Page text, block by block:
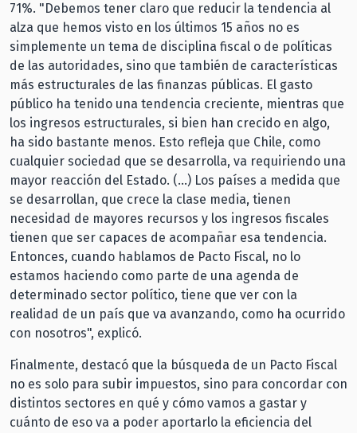
71%. "Debemos tener claro que reducir la tendencia al
alza que hemos visto en los últimos 15 años no es
simplemente un tema de disciplina fiscal o de políticas
de las autoridades, sino que también de características
más estructurales de las finanzas públicas. El gasto
público ha tenido una tendencia creciente, mientras que
los ingresos estructurales, si bien han crecido en algo,
ha sido bastante menos. Esto refleja que Chile, como
cualquier sociedad que se desarrolla, va requiriendo una
mayor reacción del Estado. (…) Los países a medida que
se desarrollan, que crece la clase media, tienen
necesidad de mayores recursos y los ingresos fiscales
tienen que ser capaces de acompañar esa tendencia.
Entonces, cuando hablamos de Pacto Fiscal, no lo
estamos haciendo como parte de una agenda de
determinado sector político, tiene que ver con la
realidad de un país que va avanzando, como ha ocurrido
con nosotros", explicó.
Finalmente, destacó que la búsqueda de un Pacto Fiscal
no es solo para subir impuestos, sino para concordar con
distintos sectores en qué y cómo vamos a gastar y
cuánto de eso va a poder aportarlo la eficiencia del